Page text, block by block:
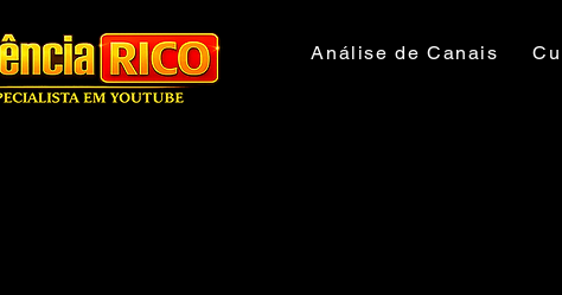
Análise de Canais